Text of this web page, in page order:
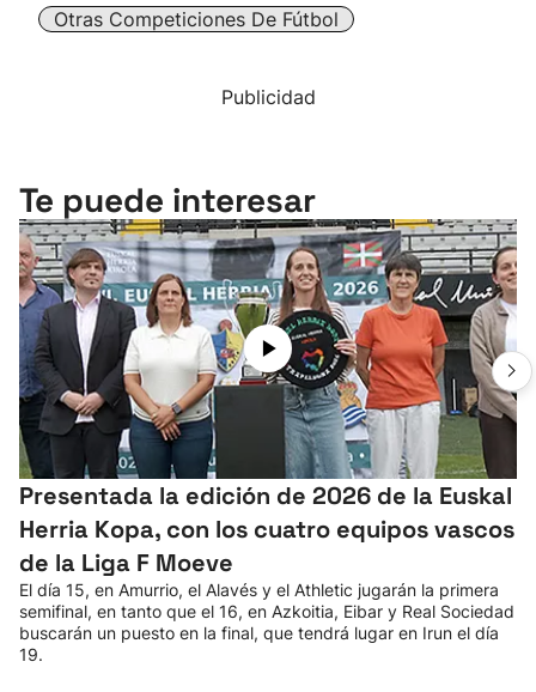
Otras Competiciones De Fútbol
Publicidad
Te puede interesar
Presentada la edición de 2026 de la Euskal
Herria Kopa, con los cuatro equipos vascos
de la Liga F Moeve
El día 15, en Amurrio, el Alavés y el Athletic jugarán la primera
semifinal, en tanto que el 16, en Azkoitia, Eibar y Real Sociedad
buscarán un puesto en la final, que tendrá lugar en Irun el día
19.